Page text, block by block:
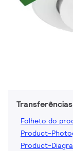
Folheto do
Product-
Product-